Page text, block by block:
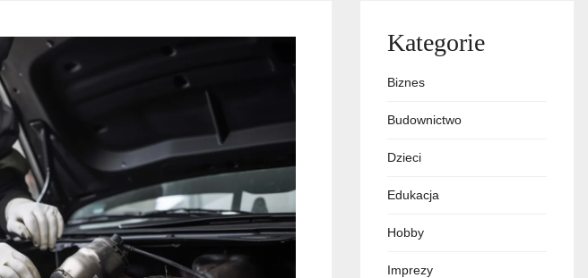
Kategorie
Biznes
Budownictwo
Dzieci
Edukacja
Hobby
Imprezy